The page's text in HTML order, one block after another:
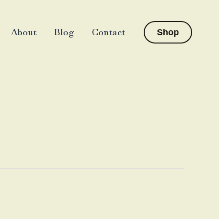
About Blog Contact Shop